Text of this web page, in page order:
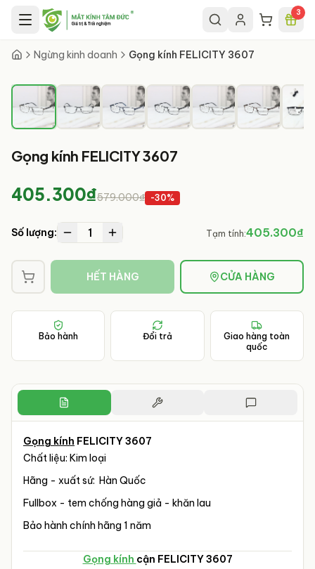
Chuyển đến nội dung chính 3
Ngừng kinh doanh Gọng kính FELICITY 3607
Gọng kính FELICITY 3607
405.300₫579.000₫ -30%
Số lượng: 1 Tạm tính:405.300₫
HẾT HÀNG CỬA HÀNG
Bảo hành Đổi trả
Giao hàng toàn
quốc
Gọng kính FELICITY 3607
Chất liệu: Kim loại
Hãng - xuất sứ: Hàn Quốc
Fullbox - tem chống hàng giả - khăn lau
Bảo hành chính hãng 1 năm
Gọng kính cận FELICITY 3607